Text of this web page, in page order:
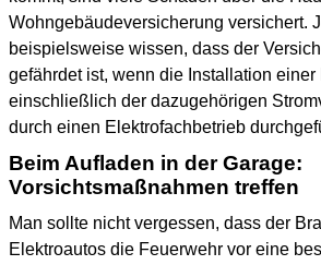
Wohngebäudeversicherung versichert.
beispielsweise wissen, dass der
gefährdet ist, wenn die Installation
einschließlich der dazugehörigen
durch einen Elektrofachbetrieb
Beim Aufladen in der Garage:
Vorsichtsmaßnahmen treffen
Man sollte nicht vergessen, dass der
Elektroautos die Feuerwehr vor eine